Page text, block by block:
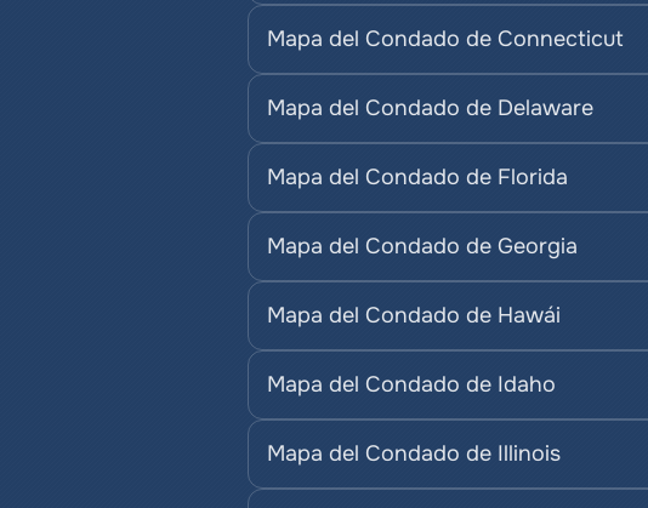
Mapa del Condado de Connecticut
Mapa del Condado de Delaware
Mapa del Condado de Florida
Mapa del Condado de Georgia
Mapa del Condado de Hawái
Mapa del Condado de Idaho
Mapa del Condado de Illinois